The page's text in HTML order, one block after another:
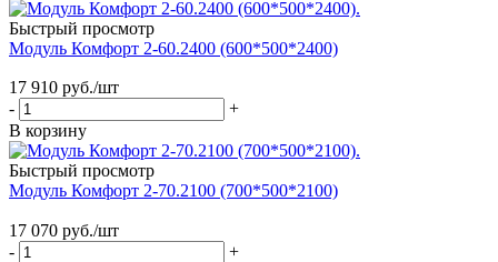
Быстрый просмотр
Модуль Комфорт 2-60.2400 (600*500*2400)
17 910 руб./шт
-
+
В корзину
Быстрый просмотр
Модуль Комфорт 2-70.2100 (700*500*2100)
17 070 руб./шт
-
+